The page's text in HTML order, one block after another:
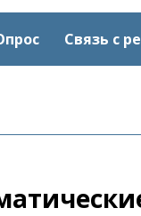
Связь с